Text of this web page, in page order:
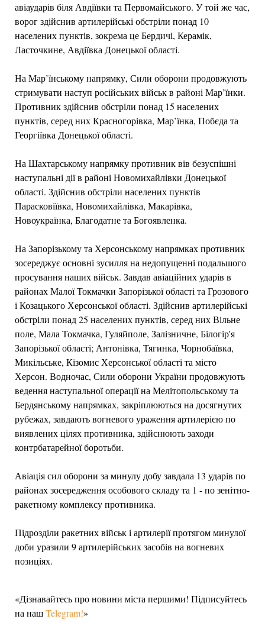
авіаударів біля Авдіївки та Первомайського. У той же час,
ворог здійснив артилерійські обстріли понад 10
населених пунктів, зокрема це Бердичі, Керамік,
Ласточкине, Авдіївка Донецької області.
На Мар’їнському напрямку, Сили оборони продовжують
стримувати наступ російських військ в районі Мар’їнки.
Противник здійснив обстріли понад 15 населених
пунктів, серед них Красногорівка, Мар’їнка, Побєда та
Георгіївка Донецької області.
На Шахтарському напрямку противник вів безуспішні
наступальні дії в районі Новомихайлівки Донецької
області. Здійснив обстріли населених пунктів
Парасковіївка, Новомихайлівка, Макарівка,
Новоукраїнка, Благодатне та Богоявленка.
На Запорізькому та Херсонському напрямках противник
зосереджує основні зусилля на недопущенні подальшого
просування наших військ. Завдав авіаційних ударів в
районах Малої Токмачки Запорізької області та Грозового
і Козацького Херсонської області. Здійснив артилерійські
обстріли понад 25 населених пунктів, серед них Вільне
поле, Мала Токмачка, Гуляйполе, Залізничне, Білогір'я
Запорізької області; Антонівка, Тягинка, Чорнобаївка,
Микільське, Кізомис Херсонської області та місто
Херсон. Водночас, Сили оборони України продовжують
ведення наступальної операції на Мелітопольському та
Бердянському напрямках, закріплюються на досягнутих
рубежах, завдають вогневого ураження артилерією по
виявлених цілях противника, здійснюють заходи
контрбатарейної боротьби.
Авіація сил оборони за минулу добу завдала 13 ударів по
районах зосередження особового складу та 1 - по зенітно-
ракетному комплексу противника.
Підрозділи ракетних військ і артилерії протягом минулої
доби уразили 9 артилерійських засобів на вогневих
позиціях.
«Дізнавайтесь про новини міста першими! Підписуйтесь
на нашTelegram!»